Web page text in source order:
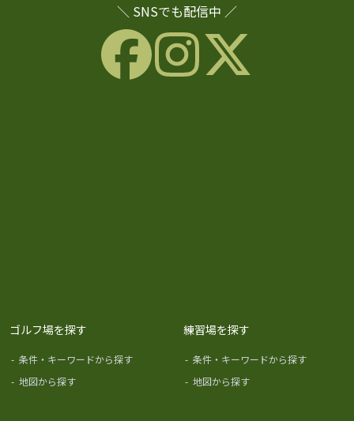
＼ SNSでも配信中 ／
ゴルフ場を探す
- 条件・キーワードから探す
- 地図から探す
練習場を探す
- 条件・キーワードから探す
- 地図から探す